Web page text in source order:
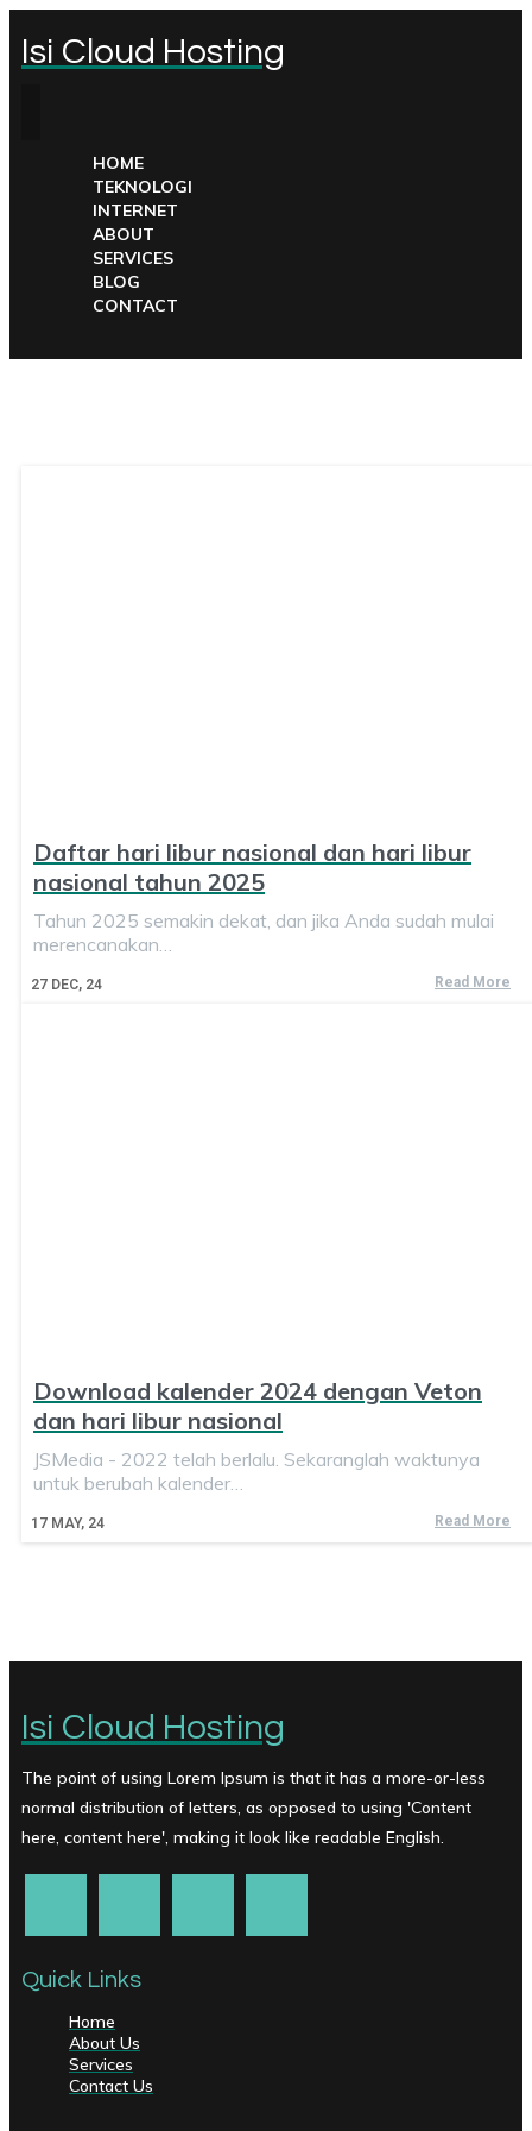
Isi Cloud Hosting
HOME
TEKNOLOGI
INTERNET
ABOUT
SERVICES
BLOG
CONTACT
Daftar hari libur nasional dan hari libur
nasional tahun 2025
27 DEC, 24
Tahun 2025 semakin dekat, dan jika Anda sudah mulai
merencanakan…
Read More
Download kalender 2024 dengan Veton
dan hari libur nasional
17 MAY, 24
JSMedia - 2022 telah berlalu. Sekaranglah waktunya
untuk berubah kalender…
Read More
Isi Cloud Hosting
The point of using Lorem Ipsum is that it has a more-or-less
normal distribution of letters, as opposed to using 'Content
here, content here', making it look like readable English.
Quick Links
Home
About Us
Services
Contact Us